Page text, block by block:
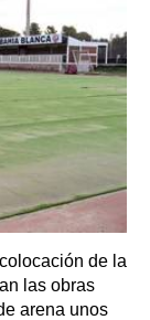
de la
las obras
arena unos